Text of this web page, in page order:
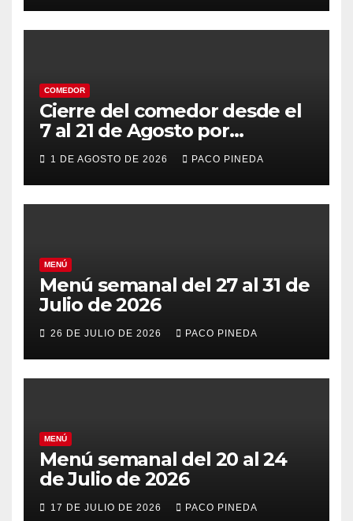
COMEDOR
Cierre del comedor desde el
7 al 21 de Agosto por
vacaciones
1 DE AGOSTO DE 2026 PACO PINEDA
MENÚ
Menú semanal del 27 al 31 de
Julio de 2026
26 DE JULIO DE 2026 PACO PINEDA
MENÚ
Menú semanal del 20 al 24
de Julio de 2026
17 DE JULIO DE 2026 PACO PINEDA